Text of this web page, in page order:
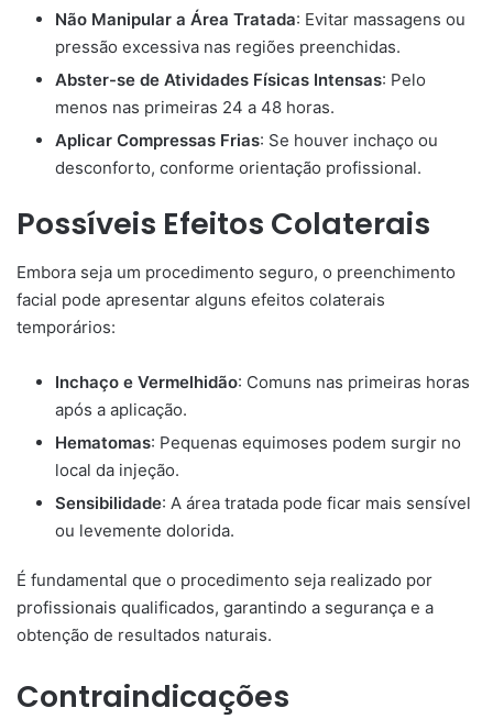
Não Manipular a Área Tratada: Evitar massagens ou
pressão excessiva nas regiões preenchidas.​
Abster-se de Atividades Físicas Intensas: Pelo
menos nas primeiras 24 a 48 horas.​
Aplicar Compressas Frias: Se houver inchaço ou
desconforto, conforme orientação profissional.​
Possíveis Efeitos Colaterais
Embora seja um procedimento seguro, o preenchimento
facial pode apresentar alguns efeitos colaterais
temporários:
Inchaço e Vermelhidão: Comuns nas primeiras horas
após a aplicação.​
Hematomas: Pequenas equimoses podem surgir no
local da injeção.​
Sensibilidade: A área tratada pode ficar mais sensível
ou levemente dolorida.​
É fundamental que o procedimento seja realizado por
profissionais qualificados, garantindo a segurança e a
obtenção de resultados naturais.​
Contraindicações